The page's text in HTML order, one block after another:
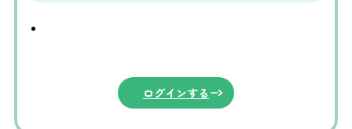
ログインする